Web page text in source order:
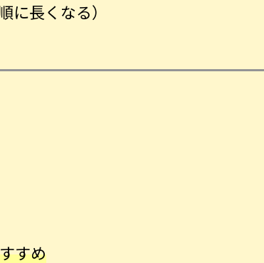
に長くなる）
すめ